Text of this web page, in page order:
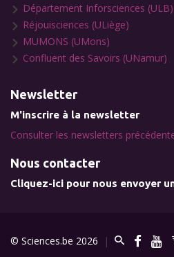
Département Inforsciences (ULB)
Réjouisciences (ULiège)
MUMONS (UMons)
Confluent des Savoirs (UNamur)
Newsletter
M'inscrire à la newsletter
Consulter les newsletters
Nous contacter
Cliquez-ici pour nous envoyer
© Sciences.be 2026 |